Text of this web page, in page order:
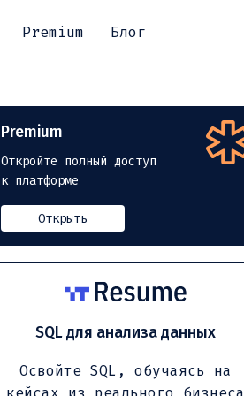
Premium Блог
Premium
Откройте полный доступ
к платформе
Открыть
SQL для анализа данных
Освойте SQL, обучаясь на